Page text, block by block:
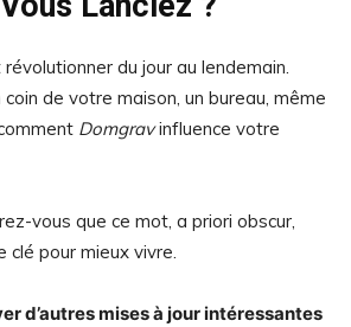
du jour au lendemain.
de votre maison, un bureau, même
Domgravinfluence votre
vous que ce mot, a priori obscur,
clé pour mieux vivre.
d’autres mises à jour intéressantes